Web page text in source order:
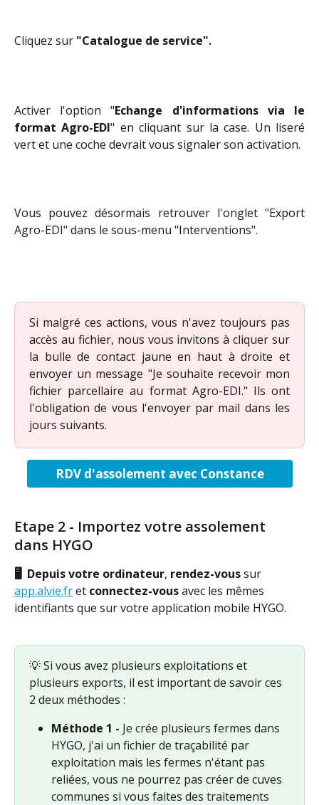
Cliquez sur "Catalogue de service".
Activer l'option "Echange d'informations via le
format Agro-EDI" en cliquant sur la case. Un liseré
vert et une coche devrait vous signaler son activation.
Vous pouvez désormais retrouver l'onglet "Export
Agro-EDI" dans le sous-menu "Interventions".
Si malgré ces actions, vous n'avez toujours pas
accès au fichier, nous vous invitons à cliquer sur
la bulle de contact jaune en haut à droite et
envoyer un message "Je souhaite recevoir mon
fichier parcellaire au format Agro-EDI." Ils ont
l'obligation de vous l'envoyer par mail dans les
jours suivants.
RDV d'assolement avec Constance
Etape 2 - Importez votre assolement
dans HYGO
🖥️  Depuis votre ordinateur, rendez-vous sur
app.alvie.fr et connectez-vous avec les mêmes
identifiants que sur votre application mobile HYGO.
💡 Si vous avez plusieurs exploitations et
plusieurs exports, il est important de savoir ces
2 deux méthodes :
Méthode 1 - Je crée plusieurs fermes dans
HYGO, j'ai un fichier de traçabilité par
exploitation mais les fermes n'étant pas
reliées, vous ne pourrez pas créer de cuves
communes si vous faites des traitements